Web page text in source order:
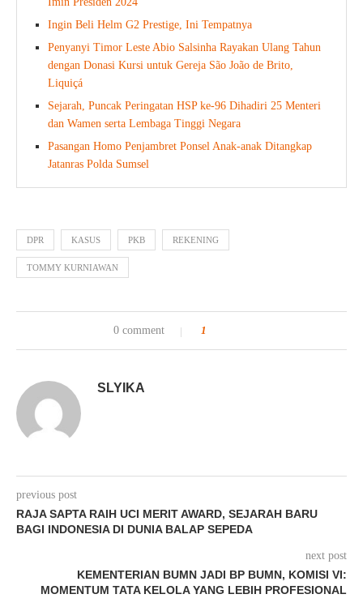
Ingin Beli Helm G2 Prestige, Ini Tempatnya
Penyanyi Timor Leste Abio Salsinha Rayakan Ulang Tahun
dengan Donasi Kursi untuk Gereja São João de Brito,
Liquiçá
Sejarah, Puncak Peringatan HSP ke-96 Dihadiri 25 Menteri
dan Wamen serta Lembaga Tinggi Negara
Pasangan Homo Penjambret Ponsel Anak-anak Ditangkap
Jatanras Polda Sumsel
DPR KASUS PKB REKENING
TOMMY KURNIAWAN
0 comment 1
SLYIKA
previous post
RAJA SAPTA RAIH UCI MERIT AWARD, SEJARAH BARU
BAGI INDONESIA DI DUNIA BALAP SEPEDA
next post
KEMENTERIAN BUMN JADI BP BUMN, KOMISI VI:
MOMENTUM TATA KELOLA YANG LEBIH PROFESIONAL